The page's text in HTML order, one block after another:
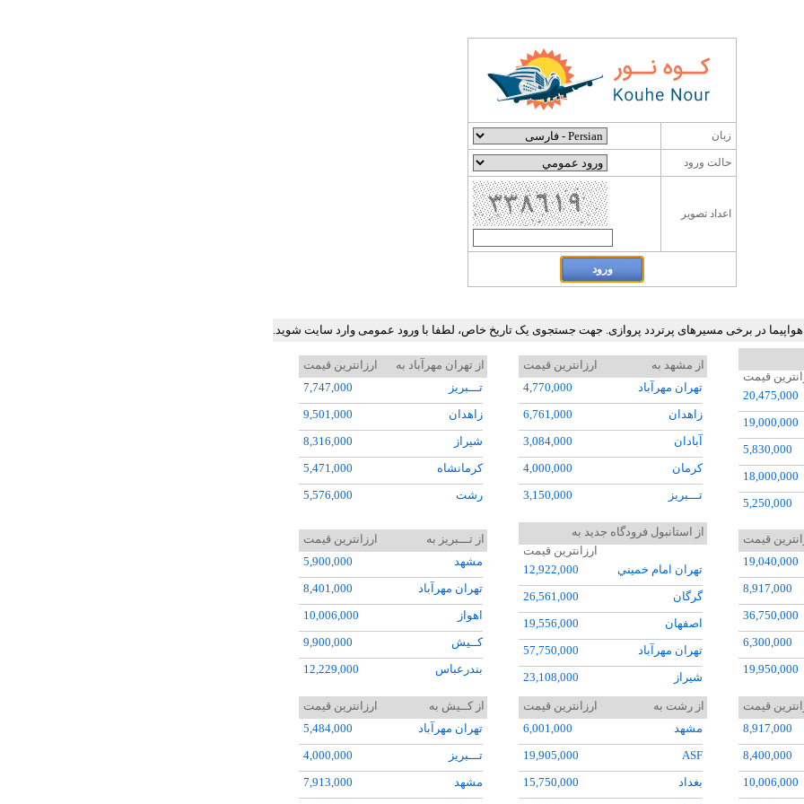
زبان
حالت ورود
اعداد تصوير
هواپیما در برخی مسیرهای پرتردد پروازی. جهت جستجوی یک تاریخ خاص، لطفا با ورود عمومی وارد سایت شوید.
قیمت
20,475,000
19,000,000
5,830,000
18,000,000
5,250,000
16,800,000
23,950,000
20,511,000
31,762,000
32,879,000
75,872,000
78,116,000
64,261,000
31,465,000
34,385,000
از مشهد به
ارزانترین قیمت
تهران مهرآباد
4,770,000
زاهدان
6,761,000
آبادان
3,084,000
کرمان
4,000,000
تـــبريز
3,150,000
رشت
5,001,000
گرگان
8,502,000
اهواز
3,000,000
کرمانشاه
5,985,000
شيراز
4,134,000
اروميه
4,184,000
نجف
15,400,000
بغداد
14,300,000
اصفهان
3,564,000
6,452,000
مسقط
28,000,000
از تهران مهرآباد به
ارزانترین قیمت
تـــبريز
7,747,000
زاهدان
9,501,000
شيراز
8,316,000
کرمانشاه
5,471,000
رشت
5,576,000
گرگان
5,532,000
کــيش
11,074,000
اهواز
8,295,000
کرمان
7,560,000
اروميه
7,760,000
استانبول فرودگاه جديد
52,500,000
سيرجان
9,544,000
بيرجند
10,646,000
آبادان
10,114,000
قیمت
19,040,000
8,917,000
36,750,000
6,300,000
19,950,000
7,083,000
34,030,000
8,516,000
10,112,000
از استانبول فرودگاه جديد به
ارزانترین قیمت
تهران امام خميني
12,922,000
گرگان
26,561,000
اصفهان
19,556,000
تهران مهرآباد
57,750,000
شيراز
23,108,000
اروميه
18,020,000
تـــبريز
13,000,000
مشهد
21,922,000
رشت
21,942,000
از تـــبريز به
ارزانترین قیمت
مشهد
5,900,000
تهران مهرآباد
8,401,000
اهواز
10,006,000
کــيش
9,900,000
بندرعباس
12,229,000
استانبول فرودگاه جديد
22,519,000
شيراز
7,316,000
25,047,000
ازمير عدنان مندرس
25,015,000
قیمت
8,917,000
8,400,000
10,006,000
از رشت به
ارزانترین قیمت
مشهد
6,001,000
ASF
19,905,000
بغداد
15,750,000
از کــيش به
ارزانترین قیمت
تهران مهرآباد
5,484,000
تـــبريز
4,000,000
مشهد
7,913,000